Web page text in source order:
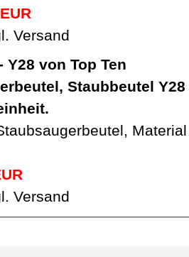
Versand
Y28 von Top Ten
Versand